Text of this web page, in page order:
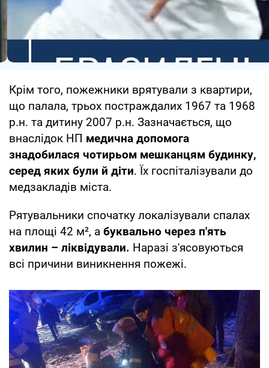
Крім того, пожежники врятували з квартири,
що палала, трьох постраждалих 1967 та 1968
р.н. та дитину 2007 р.н. Зазначається, що
внаслідок НП медична допомога
знадобилася чотирьом мешканцям будинку,
серед яких були й діти. Їх госпіталізували до
медзакладів міста.
Рятувальники спочатку локалізували спалах
на площі 42 м², а буквально через п'ять
хвилин – ліквідували. Наразі з'ясовуються
всі причини виникнення пожежі.